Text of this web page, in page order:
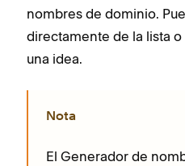
nombres de dominio.
directamente de la lista
una idea.
Nota
El Generador de